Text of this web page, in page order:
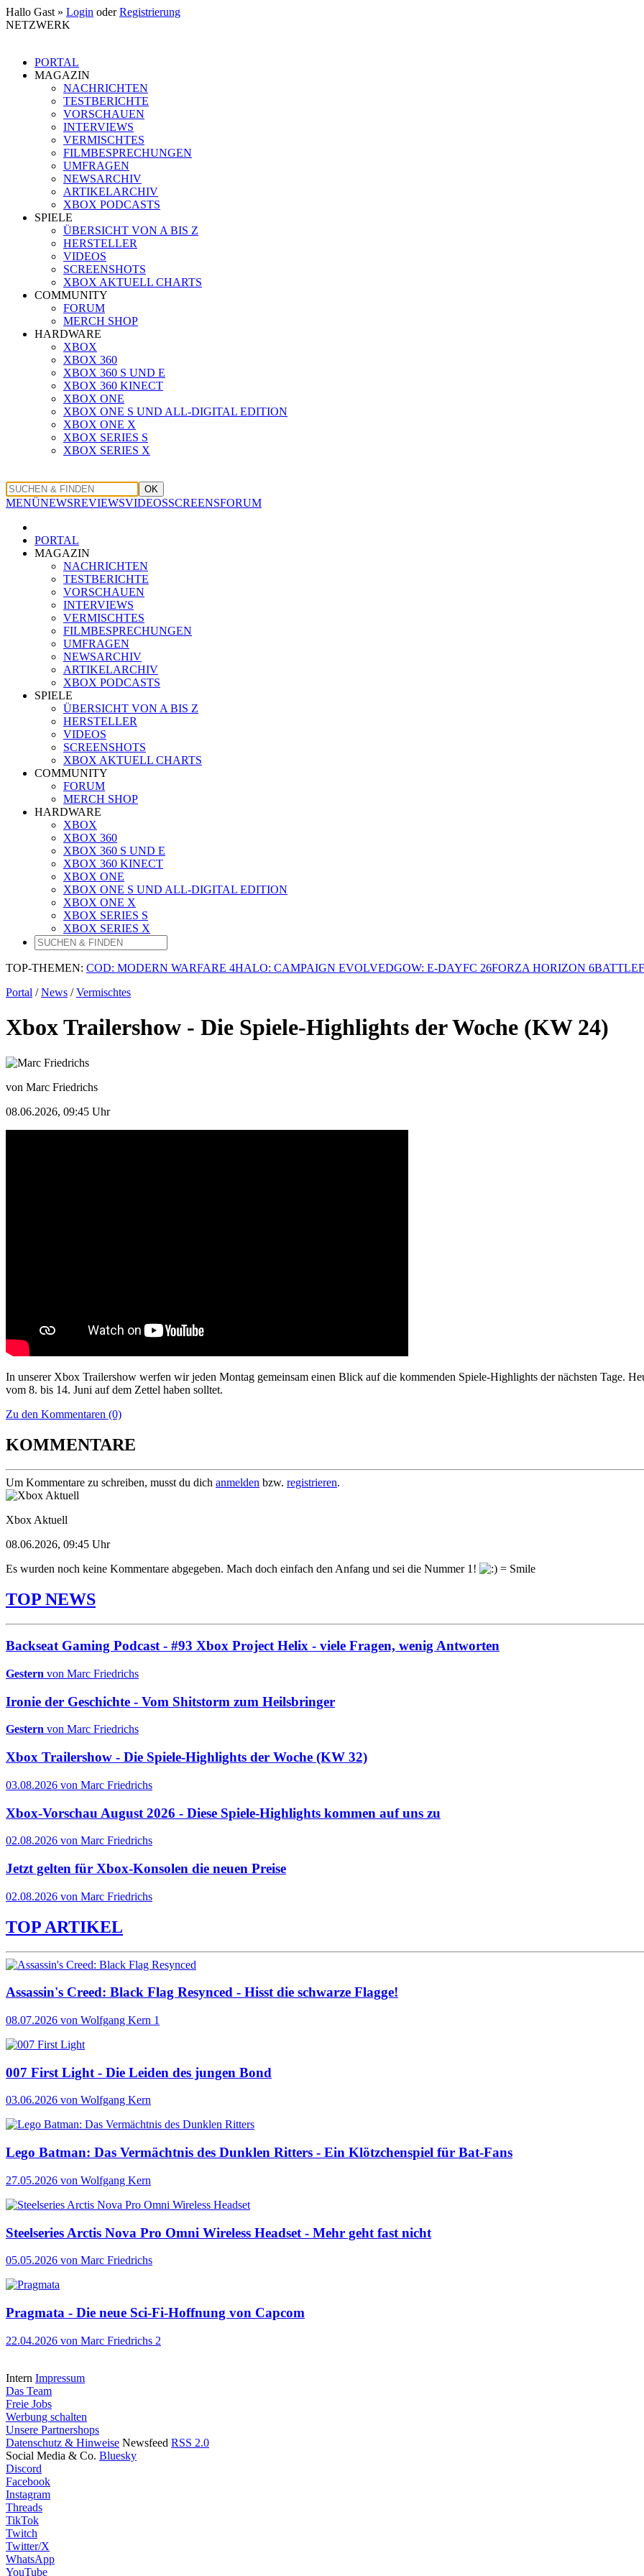
Hallo Gast » Login oderRegistrierung
NETZWERK
PORTAL
MAGAZIN
NACHRICHTEN
TESTBERICHTE
VORSCHAUEN
INTERVIEWS
VERMISCHTES
FILMBESPRECHUNGEN
UMFRAGEN
NEWSARCHIV
ARTIKELARCHIV
XBOX PODCASTS
SPIELE
ÜBERSICHT VON A BIS Z
HERSTELLER
VIDEOS
SCREENSHOTS
XBOX AKTUELL CHARTS
COMMUNITY
FORUM
MERCH SHOP
HARDWARE
XBOX
XBOX 360
XBOX 360 S UND E
XBOX 360 KINECT
XBOX ONE
XBOX ONE S UND ALL-DIGITAL EDITION
XBOX ONE X
XBOX SERIES S
XBOX SERIES X
OK
MENÜNEWSREVIEWSVIDEOSSCREENSFORUM
PORTAL
MAGAZIN
NACHRICHTEN
TESTBERICHTE
VORSCHAUEN
INTERVIEWS
VERMISCHTES
FILMBESPRECHUNGEN
UMFRAGEN
NEWSARCHIV
ARTIKELARCHIV
XBOX PODCASTS
SPIELE
ÜBERSICHT VON A BIS Z
HERSTELLER
VIDEOS
SCREENSHOTS
XBOX AKTUELL CHARTS
COMMUNITY
FORUM
MERCH SHOP
HARDWARE
XBOX
XBOX 360
XBOX 360 S UND E
XBOX 360 KINECT
XBOX ONE
XBOX ONE S UND ALL-DIGITAL EDITION
XBOX ONE X
XBOX SERIES S
XBOX SERIES X
TOP-THEMEN: COD: MODERN WARFARE 4HALO: CAMPAIGN EVOLVEDGOW: E-DAYFC 26FORZA HORIZON 6
Portal /News /Vermischtes
Xbox Trailershow - Die Spiele-Highlights der Woche (KW 24)
von Marc Friedrichs
08.06.2026, 09:45 Uhr
In unserer Xbox Trailershow werfen wir jeden Montag gemeinsam einen Blick auf die kommenden Spiele-Highlights der nächsten Tage.
vom 8. bis 14. Juni auf dem Zettel haben solltet.
Zu den Kommentaren (0)
KOMMENTARE
Um Kommentare zu schreiben, musst du dich anmelden bzw. registrieren.
Xbox Aktuell
08.06.2026, 09:45 Uhr
Es wurden noch keine Kommentare abgegeben. Mach doch einfach den Anfang und sei die Nummer 1!
TOP NEWS
Backseat Gaming Podcast - #93 Xbox Project Helix - viele Fragen, wenig Antworten
Gestern von Marc Friedrichs
Ironie der Geschichte - Vom Shitstorm zum Heilsbringer
Gestern von Marc Friedrichs
Xbox Trailershow - Die Spiele-Highlights der Woche (KW 32)
03.08.2026 von Marc Friedrichs
Xbox-Vorschau August 2026 - Diese Spiele-Highlights kommen auf uns zu
02.08.2026 von Marc Friedrichs
Jetzt gelten für Xbox-Konsolen die neuen Preise
02.08.2026 von Marc Friedrichs
TOP ARTIKEL
Assassin's Creed: Black Flag Resynced - Hisst die schwarze Flagge!
08.07.2026 von Wolfgang Kern 1
007 First Light - Die Leiden des jungen Bond
03.06.2026 von Wolfgang Kern
Lego Batman: Das Vermächtnis des Dunklen Ritters - Ein Klötzchenspiel für Bat-Fans
27.05.2026 von Wolfgang Kern
Steelseries Arctis Nova Pro Omni Wireless Headset - Mehr geht fast nicht
05.05.2026 von Marc Friedrichs
Pragmata - Die neue Sci-Fi-Hoffnung von Capcom
22.04.2026 von Marc Friedrichs 2
Intern Impressum
Das Team
Freie Jobs
Werbung schalten
Unsere Partnershops
Datenschutz & Hinweise Newsfeed RSS 2.0
Social Media & Co. Bluesky
Discord
Facebook
Instagram
Threads
TikTok
Twitch
Twitter/X
WhatsApp
YouTube